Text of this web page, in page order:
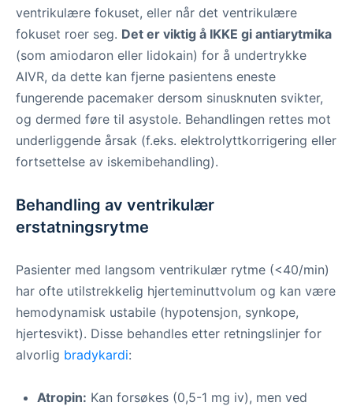
ventrikulære fokuset, eller når det ventrikulære
fokuset roer seg. Det er viktig å IKKE gi antiarytmika
(som amiodaron eller lidokain) for å undertrykke
AIVR, da dette kan fjerne pasientens eneste
fungerende pacemaker dersom sinusknuten svikter,
og dermed føre til asystole. Behandlingen rettes mot
underliggende årsak (f.eks. elektrolyttkorrigering eller
fortsettelse av iskemibehandling).
Behandling av ventrikulær
erstatningsrytme
Pasienter med langsom ventrikulær rytme (<40/min)
har ofte utilstrekkelig hjerteminuttvolum og kan være
hemodynamisk ustabile (hypotensjon, synkope,
hjertesvikt). Disse behandles etter retningslinjer for
alvorlig bradykardi:
Atropin: Kan forsøkes (0,5-1 mg iv), men ved